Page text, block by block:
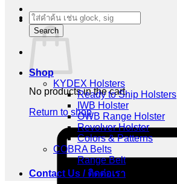
Cart
No products in the cart.
Return to shop
Products
search
Search
Shop
KYDEX Holsters
Ready to Ship Holsters
IWB Holster
OWB Range Holster
Revolver Holster
Colors & Patterns
COBRA Belts
Range Belt
Contact Us / ติดต่อเรา